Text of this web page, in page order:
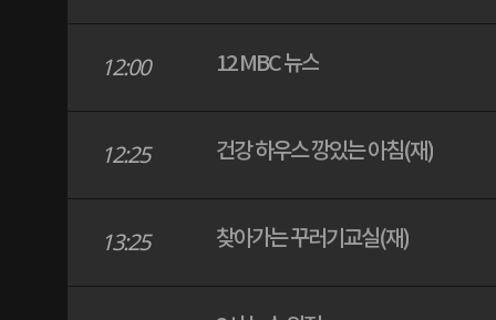
12:00 12 MBC 뉴스
12:25 건강 하우스 깡있는 아침(재)
13:25 찾아가는 꾸러기교실(재)